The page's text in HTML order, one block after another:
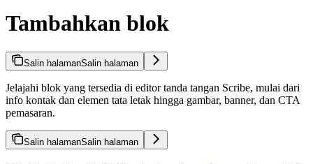
Tambahkan blok
Salin halamanSalin halaman
Jelajahi blok yang tersedia di editor tanda tangan Scribe, mulai dari
info kontak dan elemen tata letak hingga gambar, banner, dan CTA
pemasaran.
Salin halamanSalin halaman